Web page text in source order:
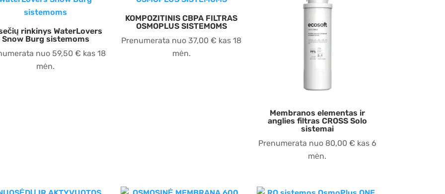
rinkinys WaterLovers
Snow Burg sistemoms
nuo59,50€ kas 18
mėn.
KOMPOZITINIS CBPA FILTRAS
OSMOPLUS SISTEMOMS
Prenumerata nuo37,00€ kas 18
mėn.
Membranos elementas ir
anglies filtras CROSS Solo
sistemai
Prenumerata nuo 80,00 € kas 6
mėn.